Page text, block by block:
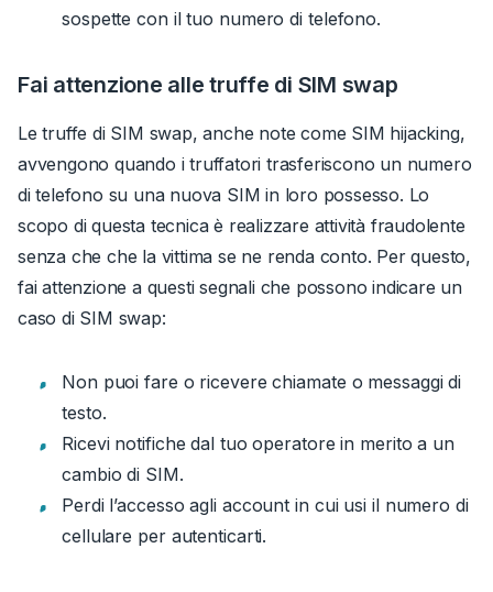
sospette con il tuo numero di telefono.
Fai attenzione alle truffe di SIM swap
Le truffe di SIM swap, anche note come SIM hijacking,
avvengono quando i truffatori trasferiscono un numero
di telefono su una nuova SIM in loro possesso. Lo
scopo di questa tecnica è realizzare attività fraudolente
senza che che la vittima se ne renda conto. Per questo,
fai attenzione a questi segnali che possono indicare un
caso di SIM swap:
Non puoi fare o ricevere chiamate o messaggi di
testo.
Ricevi notifiche dal tuo operatore in merito a un
cambio di SIM.
Perdi l’accesso agli account in cui usi il numero di
cellulare per autenticarti.